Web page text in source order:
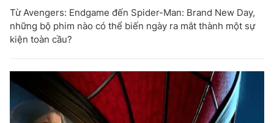
Từ Avengers: Endgame đến Spider-Man: Brand New Day,
những bộ phim nào có thể biến ngày ra mắt thành một sự
kiện toàn cầu?